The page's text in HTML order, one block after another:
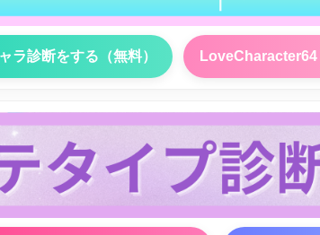
ラ診断をする（無料） LoveCharacter64